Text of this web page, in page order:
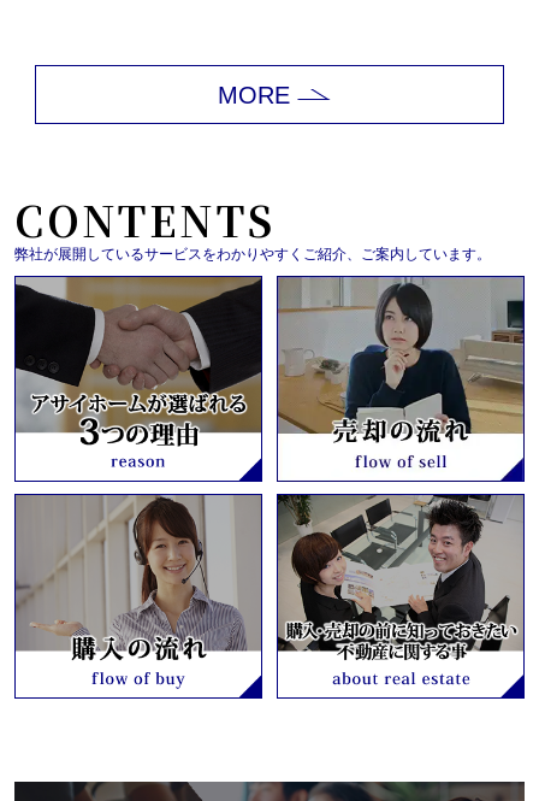
MORE
CONTENTS
弊社が展開しているサービスをわかりやすくご紹介、ご案内しています。